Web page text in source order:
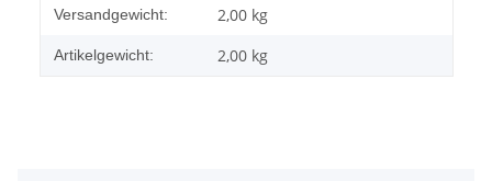
Produkteigenschaft
Wert
Versandgewicht: 2,00 kg
Artikelgewicht: 2,00 kg